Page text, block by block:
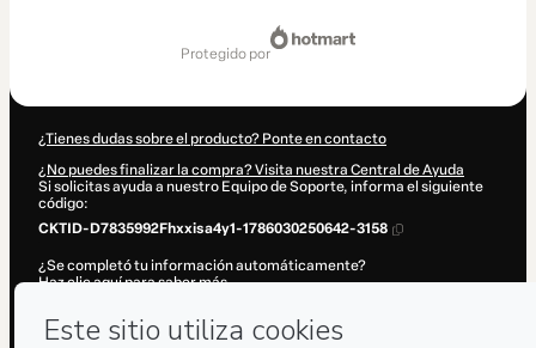
protegido por
¿Tienes dudas sobre el producto? Ponte en contacto
¿No puedes finalizar la compra? Visita nuestra Central de Ayuda
Si solicitas ayuda a nuestro Equipo de Soporte, informa el siguiente
código:
CKTID-D7835992Fhxxisa4y1-1786030250642-3158
¿Se completó tu información automáticamente?
Haz clic aquí para saber más.
está procesando este pedido en nombre deOscar Orozco